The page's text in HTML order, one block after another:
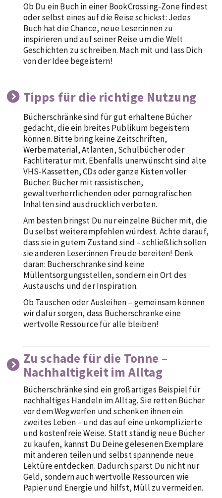
Ob Du ein Buch in einer BookCrossing-Zone findest
oder selbst eines auf die Reise schickst: Jedes
Buch hat die Chance, neue Leser:innen zu
inspirieren und auf seiner Reise um die Welt
Geschichten zu schreiben. Mach mit und lass Dich
von der Idee begeistern!
Tipps für die richtige Nutzung
Bücherschränke sind für gut erhaltene Bücher
gedacht, die ein breites Publikum begeistern
können. Bitte bring keine Zeitschriften,
Werbematerial, Atlanten, Schulbücher oder
Fachliteratur mit. Ebenfalls unerwünscht sind alte
VHS-Kassetten, CDs oder ganze Kisten voller
Bücher. Bücher mit rassistischen,
gewaltverherrlichenden oder pornografischen
Inhalten sind ausdrücklich verboten.
Am besten bringst Du nur einzelne Bücher mit, die
Du selbst weiterempfehlen würdest. Achte darauf,
dass sie in gutem Zustand sind – schließlich sollen
sie anderen Leser:innen Freude bereiten! Denk
daran: Bücherschränke sind keine
Müllentsorgungsstellen, sondern ein Ort des
Austauschs und der Inspiration.
Ob Tauschen oder Ausleihen – gemeinsam können
wir dafür sorgen, dass Bücherschränke eine
wertvolle Ressource für alle bleiben!
Zu schade für die Tonne –
Nachhaltigkeit im Alltag
Bücherschränke sind ein großartiges Beispiel für
nachhaltiges Handeln im Alltag. Sie retten Bücher
vor dem Wegwerfen und schenken ihnen ein
zweites Leben – und das auf eine unkomplizierte
und kostenfreie Weise. Statt ständig neue Bücher
zu kaufen, kannst Du Deine gelesenen Exemplare
mit anderen teilen und selbst spannende neue
Lektüre entdecken. Dadurch sparst Du nicht nur
Geld, sondern auch wertvolle Ressourcen wie
Papier und Energie und hilfst, Müll zu vermeiden.